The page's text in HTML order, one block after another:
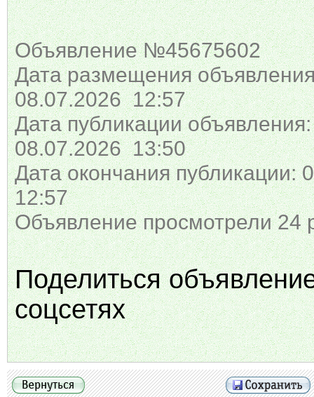
Объявление №45675602
Дата размещения
08.07.2026 12:57
Дата публикации объявления:
08.07.2026 13:50
Дата окончания публикации:
12:57
Объявление просмотрели 24
Поделиться
соцсетях